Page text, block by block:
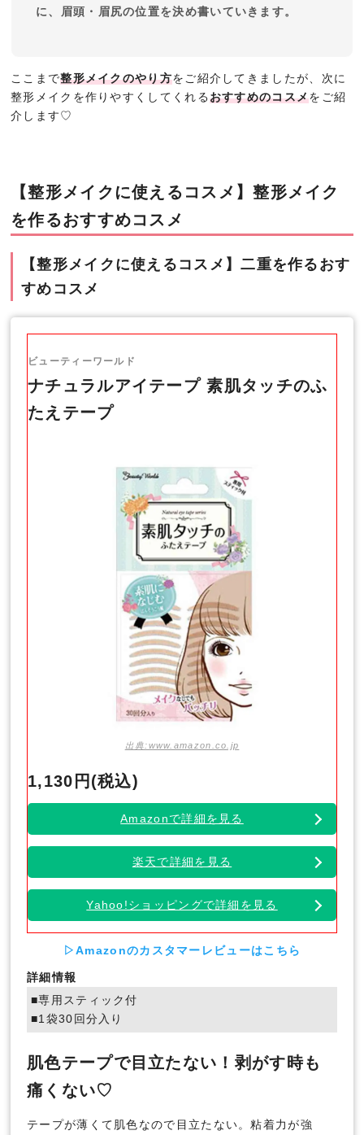
に、眉頭・眉尻の位置を決め書いていきます。
ここまで整形メイクのやり方をご紹介してきましたが、次に
整形メイクを作りやすくしてくれるおすすめのコスメをご紹
介します♡
【整形メイクに使えるコスメ】整形メイク
を作るおすすめコスメ
【整形メイクに使えるコスメ】二重を作るおす
すめコスメ
ビューティーワールド
ナチュラルアイテープ 素肌タッチのふ
たえテープ
出典:www.amazon.co.jp
1,130円(税込)
Amazonで詳細を見る
楽天で詳細を見る
Yahoo!ショッピングで詳細を見る
▷Amazonのカスタマーレビューはこちら
詳細情報
■専用スティック付
■1袋30回分入り
肌色テープで目立たない！剥がす時も
痛くない♡
テープが薄くて肌色なので目立たない。粘着力が強